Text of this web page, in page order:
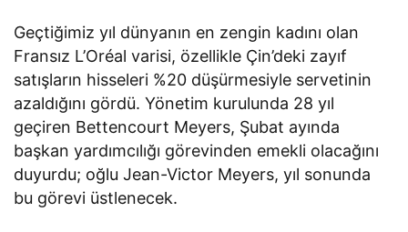
Geçtiğimiz yıl dünyanın en zengin kadını olan
Fransız L’Oréal varisi, özellikle Çin’deki zayıf
satışların hisseleri %20 düşürmesiyle servetinin
azaldığını gördü. Yönetim kurulunda 28 yıl
geçiren Bettencourt Meyers, Şubat ayında
başkan yardımcılığı görevinden emekli olacağını
duyurdu; oğlu Jean-Victor Meyers, yıl sonunda
bu görevi üstlenecek.